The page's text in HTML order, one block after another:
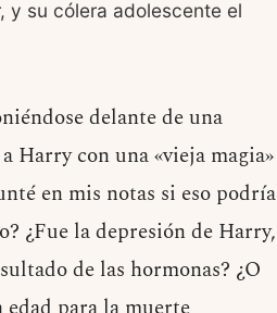
y su cólera adolescente el
delante de una
Harry con una «vieja magia»
en mis notas si eso podría
¿Fue la depresión de Harry,
de las hormonas? ¿O